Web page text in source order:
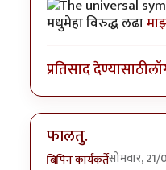
मधुमेहा विरुद्ध लढा
प्रतिसाद देण्यासाठी
फालतु.
बिपिन कार्यकर्तेसोमवार,